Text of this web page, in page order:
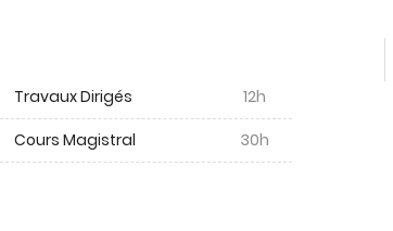
Travaux Dirigés
12h
Cours Magistral 30h